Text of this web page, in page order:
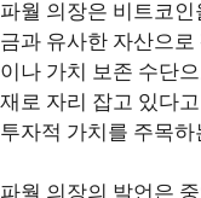
파월 의장은 비트코인
금과 유사한 자산으
이나 가치 보존 수단
재로 자리 잡고 있다
투자적 가치를 주목
파월 의장의 발언은